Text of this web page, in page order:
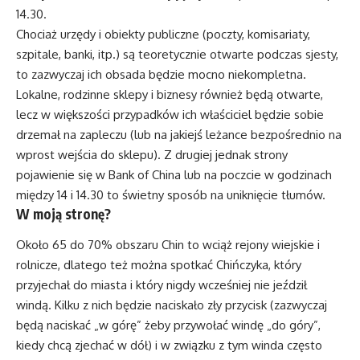
14.30.
Chociaż urzędy i obiekty publiczne (poczty, komisariaty,
szpitale, banki, itp.) są teoretycznie otwarte podczas sjesty,
to zazwyczaj ich obsada będzie mocno niekompletna.
Lokalne, rodzinne sklepy i biznesy również będą otwarte,
lecz w większości przypadków ich właściciel będzie sobie
drzemał na zapleczu (lub na jakiejś leżance bezpośrednio na
wprost wejścia do sklepu). Z drugiej jednak strony
pojawienie się w Bank of China lub na poczcie w godzinach
między 14 i 14.30 to świetny sposób na uniknięcie tłumów.
W moją stronę?
Około 65 do 70% obszaru Chin to wciąż rejony wiejskie i
rolnicze, dlatego też można spotkać Chińczyka, który
przyjechał do miasta i który nigdy wcześniej nie jeździł
windą. Kilku z nich będzie naciskało zły przycisk (zazwyczaj
będą naciskać „w górę” żeby przywołać windę „do góry”,
kiedy chcą zjechać w dół) i w związku z tym winda często